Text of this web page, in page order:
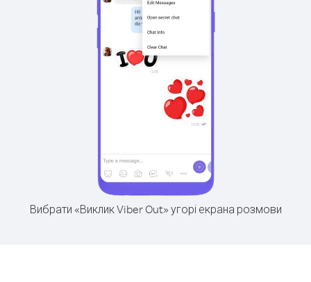
Вибрати «Виклик Viber Out» угорі екрана розмови